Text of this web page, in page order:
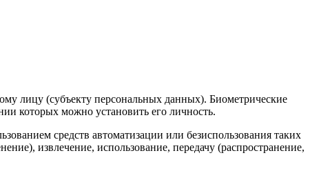
лицу (субъекту персональных данных). Биометрические
которых можно установить его личность.
средств автоматизации или безиспользования таких
извлечение, использование, передачу (распространение,